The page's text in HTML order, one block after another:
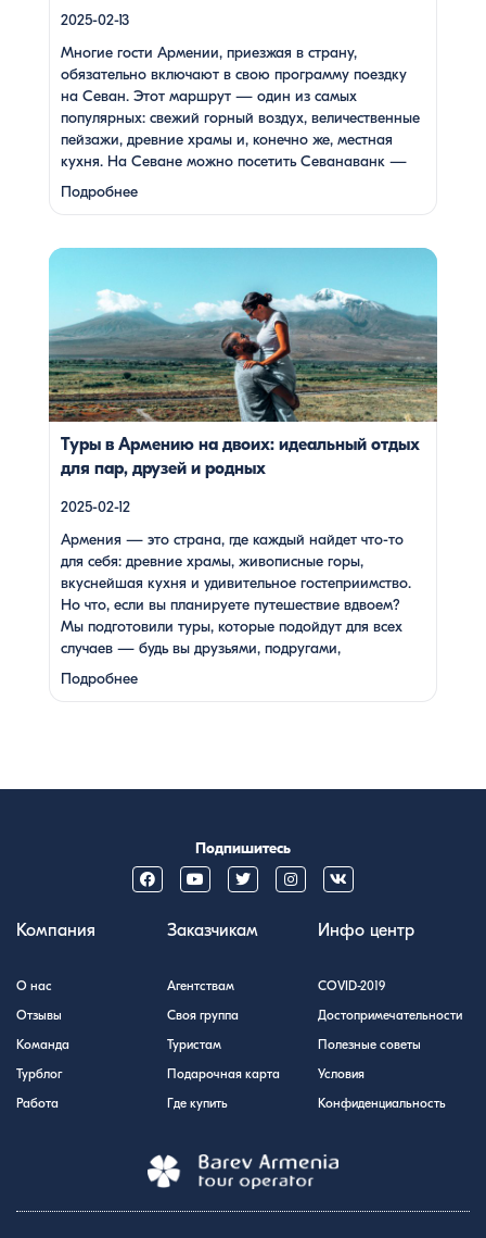
2025-02-13
Многие гости Армении, приезжая в страну,
обязательно включают в свою программу поездку
на Севан. Этот маршрут — один из самых
популярных: свежий горный воздух, величественные
пейзажи, древние храмы и, конечно же, местная
кухня. На Севане можно посетить Севанаванк —
знаменитый монастырь IX века, расположенный на
полуострове, а также Айраванк, который менее
Подробнее
Армения — это страна, где каждый найдет что-то для
кухня и удивительное гостеприимство. Но что, если вы
планируете путешествие вдвоем? Мы подготовили туры,
которые подойдут для всех случаев — будь вы друзьями,
подругами, родителями с детьми, молодой парой или
супругами в возрасте. Какой тур выбрать для
путешествия вдвоем? 1. […]
Туры в Армению на двоих: идеальный отдых
для пар, друзей и родных
2025-02-12
Армения — это страна, где каждый найдет что-то
для себя: древние храмы, живописные горы,
вкуснейшая кухня и удивительное гостеприимство.
Но что, если вы планируете путешествие вдвоем?
Мы подготовили туры, которые подойдут для всех
случаев — будь вы друзьями, подругами,
родителями с детьми, молодой парой или супругами
в возрасте. Какой тур выбрать для путешествия
Подробнее
Подпишитесь
Компания
О нас
Отзывы
Команда
Турблог
Работа
Заказчикам
Агентствам
Своя группа
Туристам
Подарочная карта
Где купить
Инфо центр
COVID-2019
Достопримечательности
Полезные советы
Условия
Конфиденциальность